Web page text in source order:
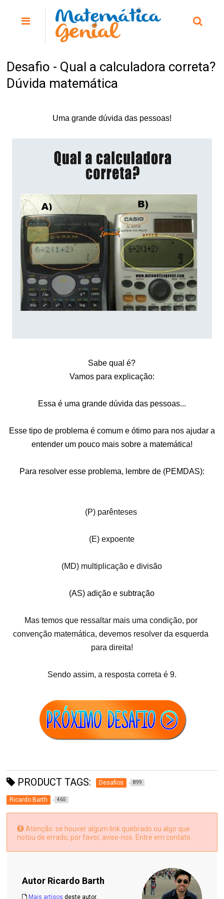
Desafio - Qual a calculadora correta?
Dúvida matemática
Uma grande dúvida das pessoas!
Sabe qual é?
Vamos para explicação:
Essa é uma grande dúvida das pessoas...
Esse tipo de problema é comum e ótimo para nos ajudar a
entender um pouco mais sobre a matemática!
Para resolver esse problema, lembre de (PEMDAS):
(P) parênteses
(E) expoente
(MD) multiplicação e divisão
(AS) adição e subtração
Mas temos que ressaltar mais uma condição, por
convenção matemática, devemos resolver da esquerda
para direita!
Sendo assim, a resposta correta é 9.
PRODUCT TAGS: Desafios 899
Ricardo Barth 465
Atenção: se houver algum link quebrado ou algo que
notou de errado, por favor, avise-nos. Entre em contato.
Autor Ricardo Barth
Mais artigos deste autor.